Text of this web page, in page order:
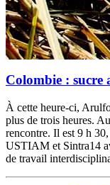
Colombie : sucre
À cette heure-ci,
plus de trois heures.
rencontre. Il est 9 h
USTIAM et Sintra14
de travail